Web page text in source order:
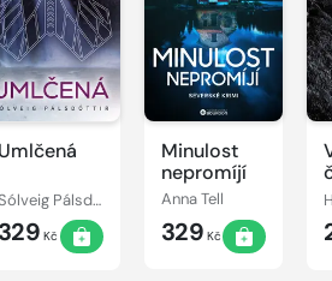
Umlčená
Sólveig Pálsdóttir
329 Kč
Minulost
nepromíjí
Anna Tell
329 Kč